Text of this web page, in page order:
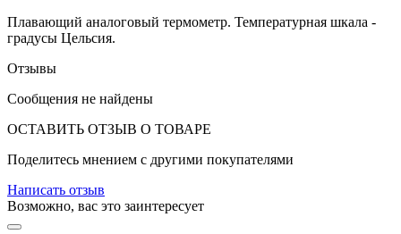
Плавающий аналоговый термометр. Температурная шкала -
градусы Цельсия.
Отзывы
Сообщения не найдены
ОСТАВИТЬ ОТЗЫВ О ТОВАРЕ
Поделитесь мнением с другими покупателями
Написать отзыв
Возможно, вас это заинтересует